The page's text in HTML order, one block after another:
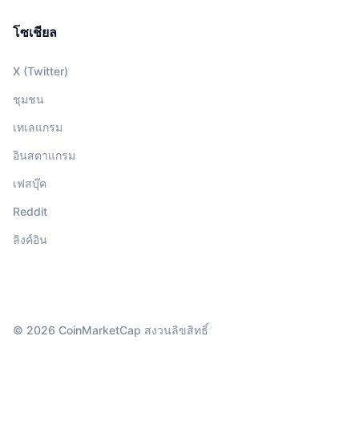
โซเชียล
X (Twitter)
ชุมชน
เทเลแกรม
อินสตาแกรม
เฟสบุ๊ค
Reddit
ลิงค์อิน
© 2026 CoinMarketCap สงวนลิขสิทธิ์